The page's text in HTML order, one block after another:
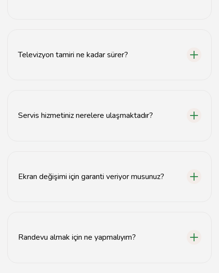
Televizyon tamiri ne kadar sürer?
Servis hizmetiniz nerelere ulaşmaktadır?
Ekran değişimi için garanti veriyor musunuz?
Randevu almak için ne yapmalıyım?